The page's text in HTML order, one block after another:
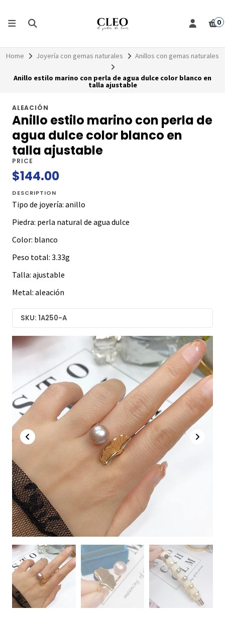
0
Home Joyería con gemas naturales Anillos con gemas naturales
Anillo estilo marino con perla de agua dulce color blanco en
talla ajustable
ALEACIÓN
Anillo estilo marino con perla de
agua dulce color blanco en
talla ajustable
PRICE
$144.00
DESCRIPTION
Tipo de joyería: anillo
Piedra: perla natural de agua dulce
Color: blanco
Peso total: 3.33g
Talla: ajustable
Metal: aleación
SKU: 1A250-A